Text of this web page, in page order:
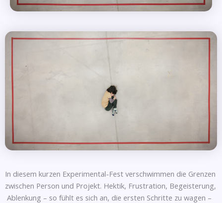
In diesem kurzen Experimental-Fest verschwimmen die Grenzen
zwischen Person und Projekt. Hektik, Frustration, Begeisterung,
Ablenkung – so fühlt es sich an, die ersten Schritte zu wagen –